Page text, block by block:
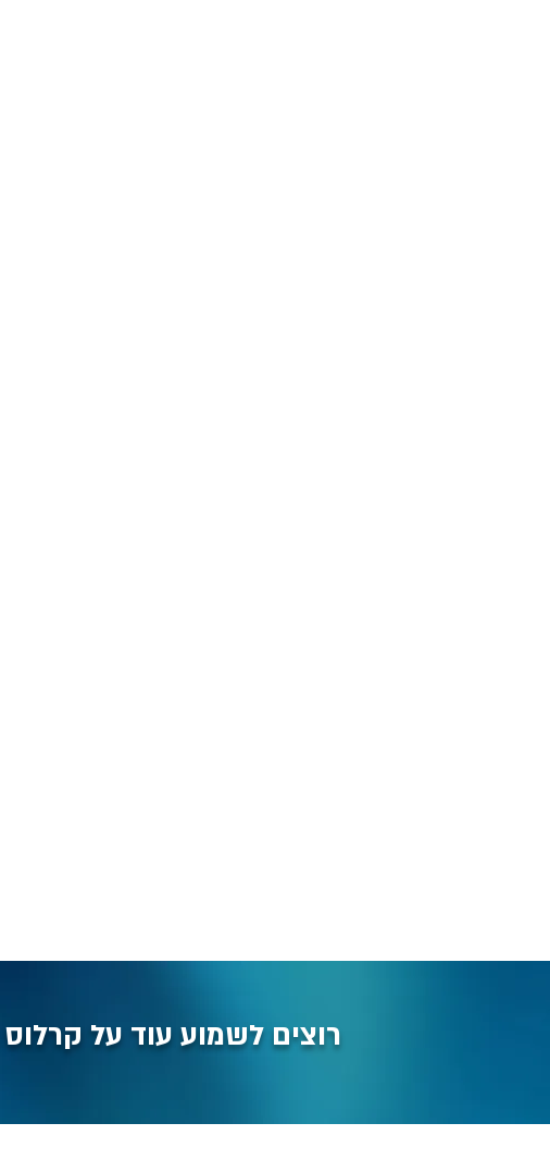
רוצים לשמוע עוד על קרלוס